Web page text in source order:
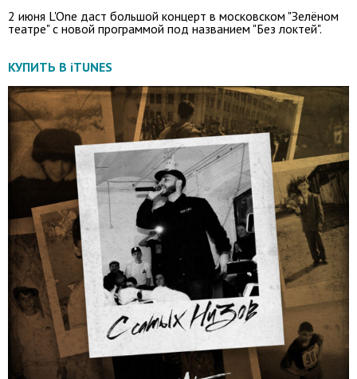
2 июня L'One даст большой концерт в московском "Зелёном
театре" с новой программой под названием "Без локтей".
КУПИТЬ В iTUNES